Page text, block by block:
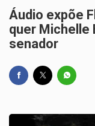
Áudio expõe
quer Michelle
senador